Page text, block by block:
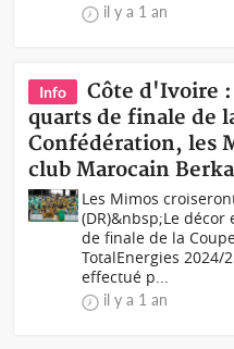
il y a 1 an
Info
Côte d'Ivoire :
quarts de finale de
Confédération, les
club Marocain
Les Mimos
(DR)&nbsp;Le
de finale de la
TotalEnergies 2024/
effectué p...
il y a 1 an